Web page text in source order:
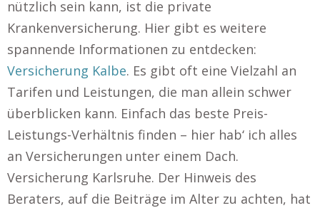
nützlich sein kann, ist die private
Krankenversicherung. Hier gibt es weitere
spannende Informationen zu entdecken:
Versicherung Kalbe. Es gibt oft eine Vielzahl an
Tarifen und Leistungen, die man allein schwer
überblicken kann. Einfach das beste Preis-
Leistungs-Verhältnis finden – hier hab‘ ich alles
an Versicherungen unter einem Dach.
Versicherung Karlsruhe. Der Hinweis des
Beraters, auf die Beiträge im Alter zu achten, hat